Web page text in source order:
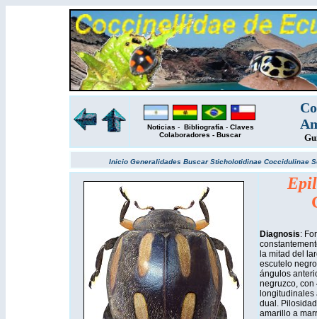
Noticias - Bibliografía - Claves
Colaboradores - Buscar
Inicio Generalidades BuscarSticholotidinae Coccidulinae
Diagnosis:
la mitad del
escutelo
ángulos
negruzco, con
dual.
amarillo a